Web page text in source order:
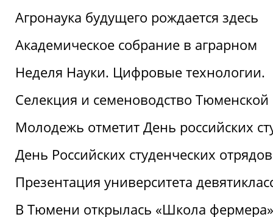
Агронаука будущего рождается здесь
Академическое собрание в аграрном
Неделя Науки. Цифровые технологии.
Селекция и семеноводство Тюменской
Молодежь отметит День российских
День Российских студенческих
Презентация университета
В Тюмени открылась «Школа фермера»